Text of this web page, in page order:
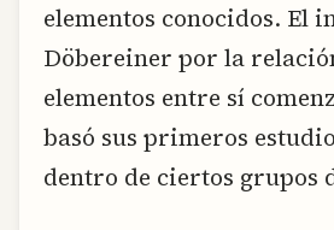
elementos conocidos. El
Döbereiner por la
elementos entre sí
basó sus primeros
dentro de ciertos grupos